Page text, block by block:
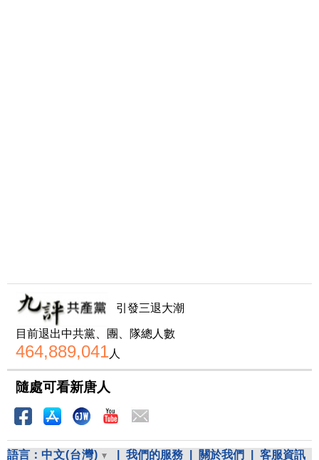
引發三退大潮
目前退出中共黨、團、隊總人數
464,889,041人
隨處可看新唐人
語言： 中文(台灣) 我們的服務 關於我們
客服資訊